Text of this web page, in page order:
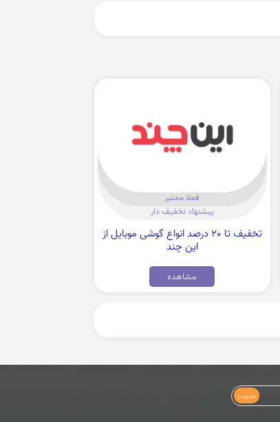
فعلا معتبر
پیشنهاد تخفیف دار
تخفیف تا 20 درصد انواع گوشی موبایل از
این چند
مشاهده
عضویت